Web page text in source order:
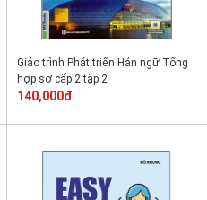
Giáo trình Phát triển Hán ngữ Tổng
hợp sơ cấp 2 tập 2
140,000đ